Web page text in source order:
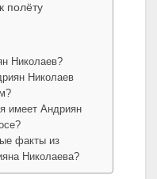
полёту
Николаев?
Николаев
имеет Андриян
факты из
Николаева?